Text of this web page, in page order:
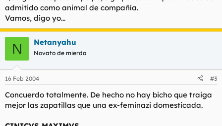
admitido como animal de compañía.
Vamos, digo yo...
N Netanyahu
Novato de mierda
16 Feb 2004 #3
Concuerdo totalmente. De hecho no hay bicho que traiga
mejor las zapatillas que una ex-feminazi domesticada.